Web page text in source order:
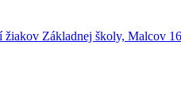
Základnej školy, Malcov 16